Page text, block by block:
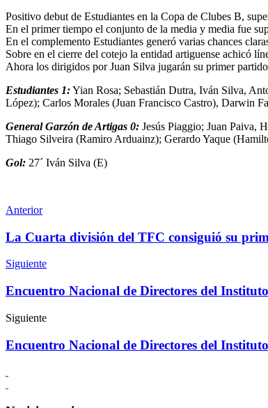
Positivo debut de Estudiantes en la Copa de Clubes B,
En el primer tiempo el conjunto de la media y media fue
En el complemento Estudiantes generó varias chances
Sobre en el cierre del cotejo la entidad artiguense achicó
Ahora los dirigidos por Juan Silva jugarán su primer
Estudiantes 1:Yian Rosa; Sebastián Dutra, Iván Silva,
López); Carlos Morales (Juan Francisco Castro), Darwin
General Garzón de Artigas 0: Jesús Piaggio; Juan Paiva,
Thiago Silveira (Ramiro Arduainz); Gerardo Yaque
Gol: 27´ Iván Silva (E)
Anterior
La Cuarta división del TFC consiguió su
Siguiente
Encuentro Nacional de Directores del
Siguiente
Encuentro Nacional de Directores del